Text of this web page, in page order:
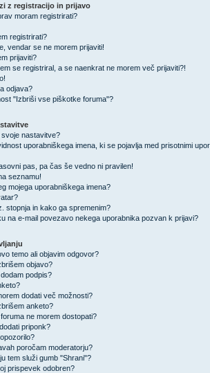
z registracijo in prijavo
moram registrirati?
registrirati?
vendar se ne morem prijaviti!
prijaviti?
se registriral, a se naenkrat ne morem več prijaviti?!
odjava?
"Izbriši vse piškotke foruma"?
nastavitve?
uporabniškega imena, ki se pojavlja med prisotnimi
pas, pa čas še vedno ni pravilen!
seznamu!
mojega uporabniškega imena?
stopnja in kako ga spremenim?
na e-mail povezavo nekega uporabnika pozvan k prijavi?
temo ali objavim odgovor?
objavo?
podpis?
dodati več možnosti?
anketo?
ne morem dostopati?
priponk?
poročam moderatorju?
tem služi gumb "Shrani"?
prispevek odobren?